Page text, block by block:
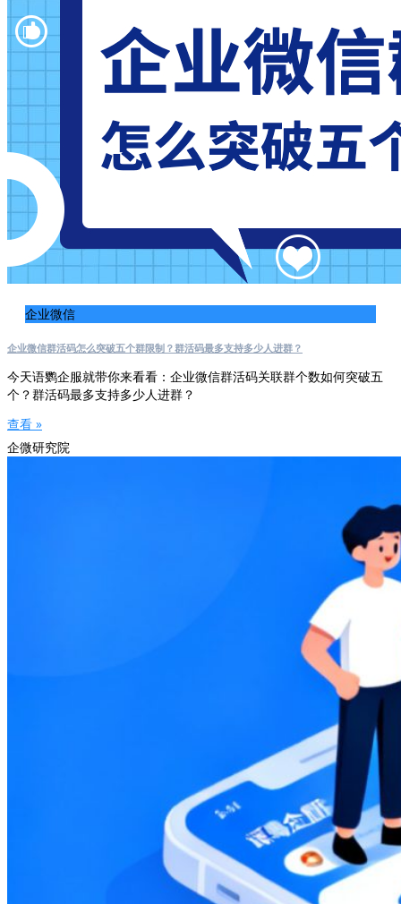
企业微信
企业微信群活码怎么突破五个群限制？群活码最多支持多少人进群？
今天语鹦企服就带你来看看：企业微信群活码关联群个数如何突破五
个？群活码最多支持多少人进群？
查看 »
企微研究院